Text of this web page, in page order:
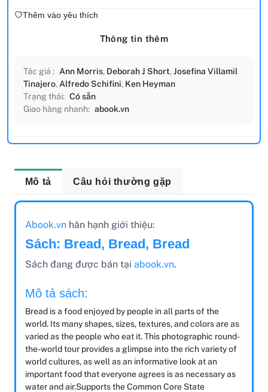
Thêm vào yêu thích
Thông tin thêm
Tác giả : Ann Morris, Deborah J Short,Josefina Villamil
Tinajero, Alfredo Schifini, Ken Heyman
Trạng thái: Có sẵn
Giao hàng nhanh: abook.vn
Mô tả Câu hỏi thường gặp
Abook.vnhân hạnh giới thiệu:
Sách: Bread, Bread, Bread
Sách đang được bán tại abook.vn.
Mô tả sách:
Bread is a food enjoyed by people in all parts of the
world. Its many shapes, sizes, textures, and colors are as
varied as the people who eat it. This photographic round-
the-world tour provides a glimpse into the rich variety of
world cultures, as well as an informative look at an
important food that everyone agrees is as necessary as
water and air.Supports the Common Core State